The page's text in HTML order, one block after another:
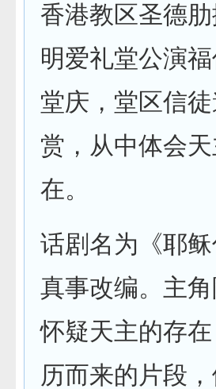
香港教区圣德
明爱礼堂公演
堂庆，堂区信
赏，从中体会
在。
话剧名为《耶
真事改编。主
怀疑天主的存
历而来的片段